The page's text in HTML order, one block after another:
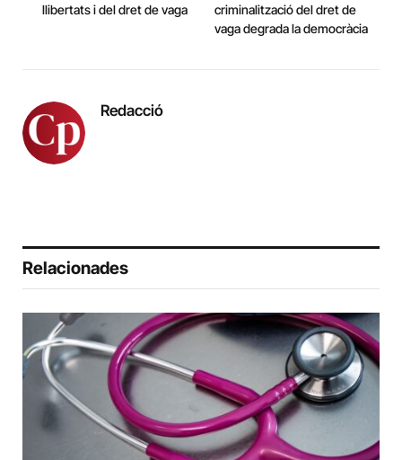
llibertats i del dret de vaga
criminalització del dret de
vaga degrada la democràcia
Redacció
Relacionades